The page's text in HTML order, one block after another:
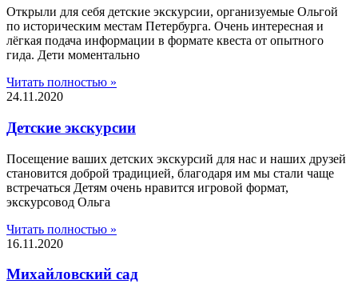
Открыли для себя детские экскурсии, организуемые Ольгой
по историческим местам Петербурга. Очень интересная и
лëгкая подача информации в формате квеста от опытного
гида. Дети моментально
Читать полностью »
24.11.2020
Детские экскурсии
Посещение ваших детских экскурсий для нас и наших друзей
становится доброй традицией, благодаря им мы стали чаще
встречаться Детям очень нравится игровой формат,
экскурсовод Ольга
Читать полностью »
16.11.2020
Михайловский сад